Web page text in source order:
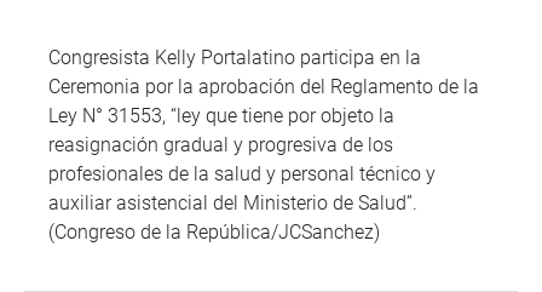
Congresista Kelly Portalatino participa en la
Ceremonia por la aprobación del Reglamento de la
Ley N° 31553, “ley que tiene por objeto la
reasignación gradual y progresiva de los
profesionales de la salud y personal técnico y
auxiliar asistencial del Ministerio de Salud”.
(Congreso de la República/JCSanchez)